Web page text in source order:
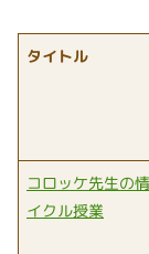
タイトル
コロッケ先生の
イクル授業